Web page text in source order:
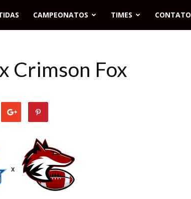
CAMPEONATOS TIMES CONTATO
Crimson Fox
x